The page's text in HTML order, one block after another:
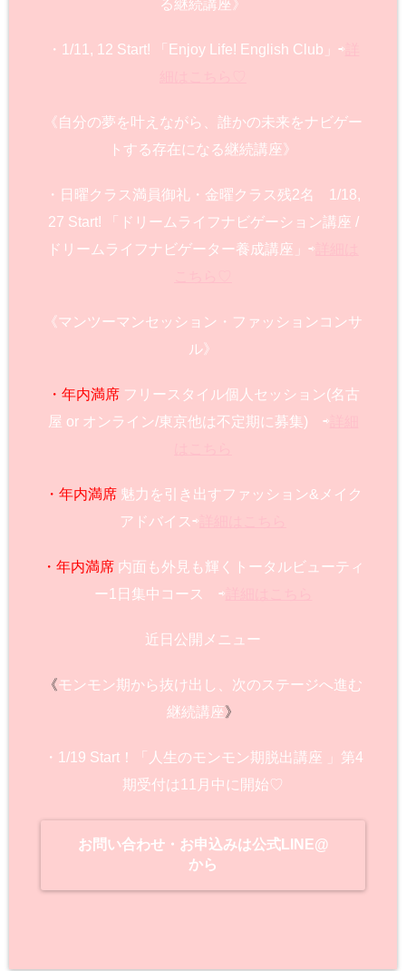
る継続講座》
・1/11, 12 Start! 「Enjoy Life! English Club」⇨
《自分の夢を叶えながら、誰かの未来をナビゲー
トする存在になる継続講座》
・日曜クラス満員御礼・金曜クラス残2名 1/18,
27 Start! 「ドリームライフナビゲーション講座 /
ドリームライフナビゲーター養成講座」⇨
《マンツーマンセッション・ファッションコンサ
ル》
・年内満席フリースタイル個人セッション(名古
屋 or オンライン/東京他は不定期に募集) ⇨
・年内満席魅力を引き出すファッション&メイク
アドバイス⇨
・年内満席 内面も外見も輝くトータルビューティ
ー1日集中コース ⇨
近日公開メニュー
《モンモン期から抜け出し、次のステージへ進む
継続講座》
・1/19 Start！「人生のモンモン期脱出講座 」第4
期受付は11月中に開始♡
お問い合わせ・お申込みは公式LINE@
から